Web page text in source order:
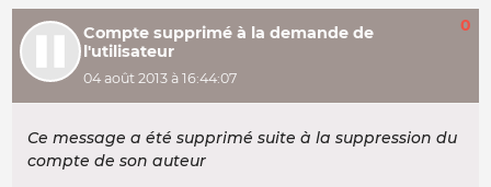
Compte supprimé à la demande de
l'utilisateur
04 août 2013 à 16:44:07
0
Ce message a été supprimé suite à la suppression du
compte de son auteur